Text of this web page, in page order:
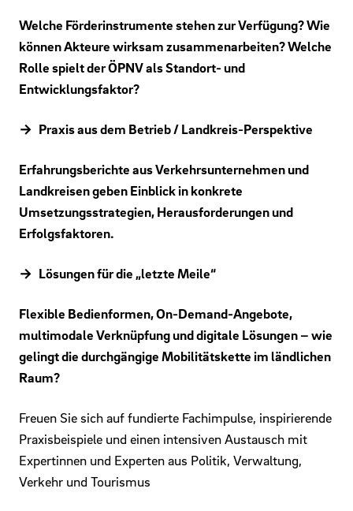
Welche Förderinstrumente stehen zur Verfügung? Wie
können Akteure wirksam zusammenarbeiten? Welche
Rolle spielt der ÖPNV als Standort- und
Entwicklungsfaktor?
Praxis aus dem Betrieb / Landkreis-Perspektive
Erfahrungsberichte aus Verkehrsunternehmen und
Landkreisen geben Einblick in konkrete
Umsetzungsstrategien, Herausforderungen und
Erfolgsfaktoren.
Lösungen für die „letzte Meile“
Flexible Bedienformen, On-Demand-Angebote,
multimodale Verknüpfung und digitale Lösungen – wie
gelingt die durchgängige Mobilitätskette im ländlichen
Raum?
Freuen Sie sich auf fundierte Fachimpulse, inspirierende
Praxisbeispiele und einen intensiven Austausch mit
Expertinnen und Experten aus Politik, Verwaltung,
Verkehr und Tourismus